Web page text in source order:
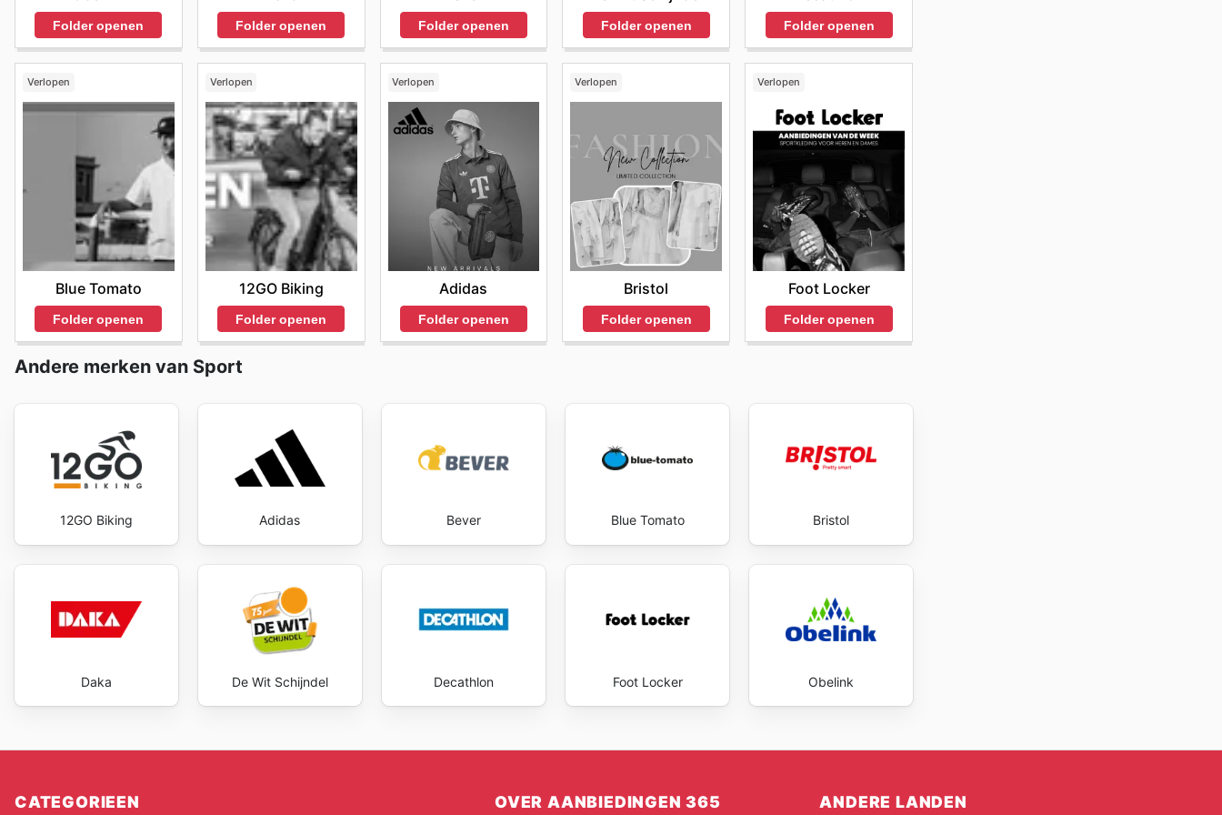
Folder openen Folder openen Folder openen Folder openen Folder openen
Verlopen
Blue Tomato
Folder openen
Verlopen
12GO Biking
Folder openen
Verlopen
Adidas
Folder openen
Verlopen
Bristol
Folder openen
Verlopen
Foot Locker
Folder openen
Andere merken van Sport
12GO Biking Adidas Bever Blue Tomato Bristol
Daka De Wit Schijndel Decathlon Foot Locker Obelink
CATEGORIEEN OVER AANBIEDINGEN 365 ANDERE LANDEN